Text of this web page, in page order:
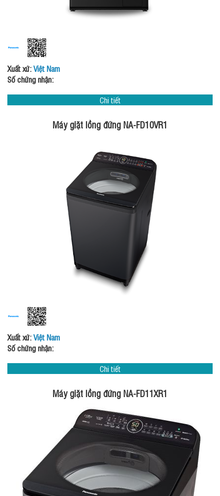
Xuất xứ:Việt Nam
Số chứng nhận:
Chi tiết
Máy giặt lồng đứng NA-FD10VR1
Xuất xứ:Việt Nam
Số chứng nhận:
Chi tiết
Máy giặt lồng đứng NA-FD11XR1